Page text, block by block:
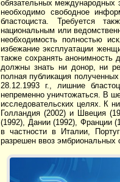
обязательных международных
необходимо свободное
бластоциста. Требуется
национальным или
необходимость полностью
избежание эксплуатации
также сохранять анонимность
должны знать ни донор, ни
полная публикация
28.12.1993 г., лишние
непременно уничтожаться. В
исследовательских целях. К
Голландия (2002) и Швеция
(1992), Дании (1992), Франции
в частности в Италии,
разрешен ввоз эмбриональных